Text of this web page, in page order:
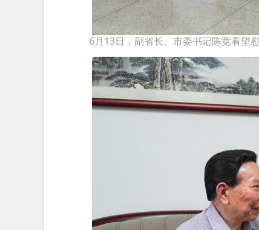
6月13日，副省长、市委书记陈竞看望